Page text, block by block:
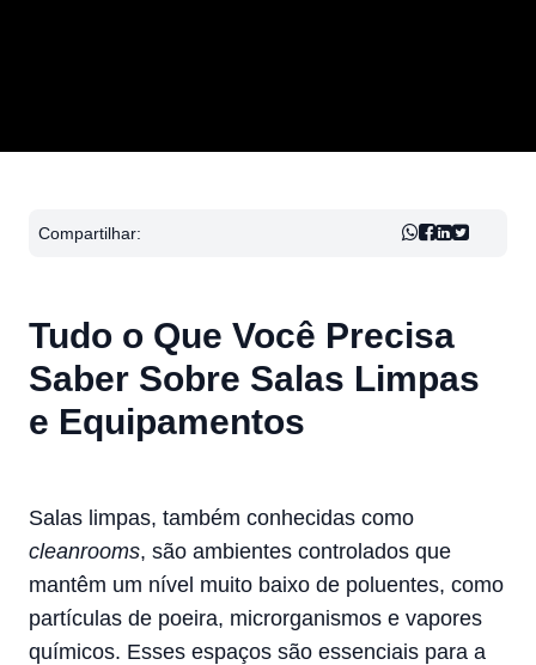
Compartilhar:
Tudo o Que Você Precisa
Saber Sobre Salas Limpas
e Equipamentos
Salas limpas, também conhecidas como
cleanrooms, são ambientes controlados que
mantêm um nível muito baixo de poluentes, como
partículas de poeira, microrganismos e vapores
químicos. Esses espaços são essenciais para a